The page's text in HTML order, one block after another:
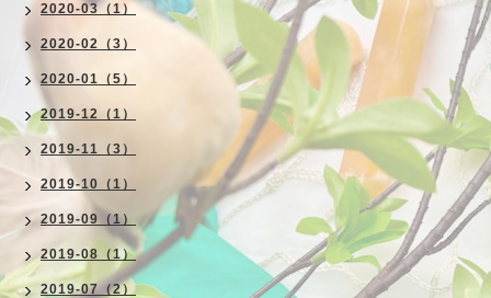
2020-03（1）
2020-02（3）
2020-01（5）
2019-12（1）
2019-11（3）
2019-10（1）
2019-09（1）
2019-08（1）
2019-07（2）